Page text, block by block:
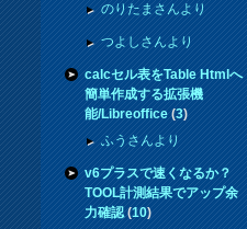
のりたまさんより
つよしさんより
calcセル表をTable Htmlへ
簡単作成する拡張機
能/Libreoffice(3)
ふうさんより
v6プラスで速くなるか？
TOOL計測結果でアップ余
力確認(10)